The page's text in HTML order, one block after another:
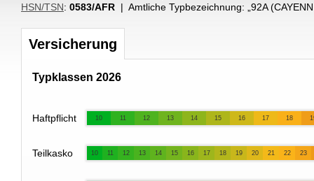
HSN/TSN: 0583/AFR | Amtliche Typbezeichnung: „ 92A
Versicherung
Typklassen 2026
Haftpflicht 10 11 12 13 14 15 16 17 18
Teilkasko 10 11 12 13 14 15 16 17 18 19 20 21 22 23